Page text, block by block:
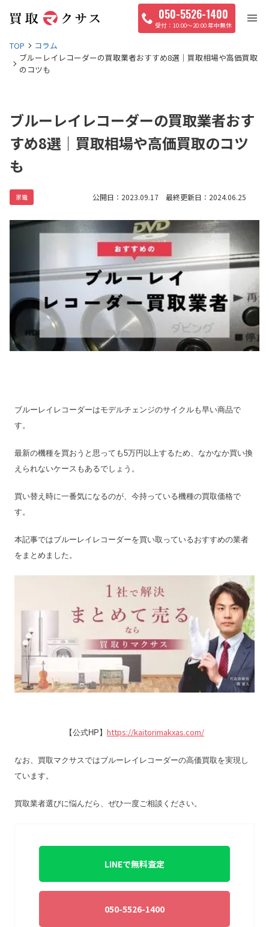
050-5526-1400
10:00〜20:00 年中無休
TOP
コラム
ブルーレイレコーダーの買取業者おすすめ8選｜買取相場や高価買取
のコツも
ブルーレイレコーダーの買取業者おす
すめ8選｜買取相場や高価買取のコツ
も
家電 公開日：2023.09.17 最終更新日：2024.06.25
ブルーレイレコーダーはモデルチェンジのサイクルも早い商品で
す。
最新の機種を買おうと思っても5万円以上するため、なかなか買い換
えられないケースもあるでしょう。
買い替え時に一番気になるのが、今持っている機種の買取価格で
す。
本記事ではブルーレイレコーダーを買い取っているおすすめの業者
をまとめました。
【公式HP】 https://kaitorimakxas.com/
なお、買取マクサスではブルーレイレコーダーの高価買取を実現し
ています。
買取業者選びに悩んだら、ぜひ一度ご相談ください。
LINEで無料査定
050-5526-1400